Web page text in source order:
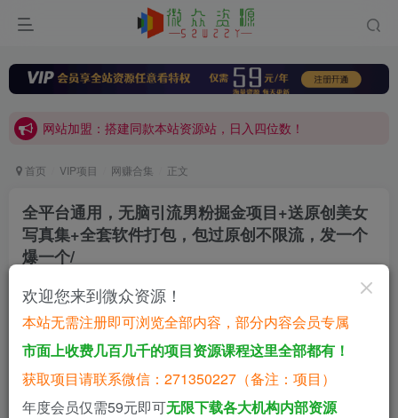
网站加盟：搭建同款本站资源站，日入四位数！
开通会员，无限下载各大机构内部资源，一站式草根创业基地，最新最强网赚教程大全，小投入，大回报！
网站加盟：搭建同款本站资源站，日入四位数！
首页 VIP项目 网赚合集 正文
全平台通用，无脑引流男粉掘金项目+送原创美女
写真集+全套软件打包，包过原创不限流，发一个
爆一个/
微众资源
3年前更新
私信
0 76
全平台通用，无脑引流男粉掘金项目 送原创
美女写真集 全套软件打包，包过原创不限
流，发一个爆一个【揭秘】
欢迎您来到微众资源！
本站无需注册即可浏览全部内容，部分内容会员专属
市面上收费几百几千的项目资源课程这里全部都有！
获取项目请联系微信：271350227（备注：项目）
年度会员仅需59元即可无限下载各大机构内部资源